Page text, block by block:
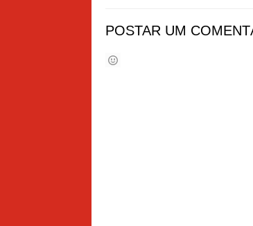
POSTAR UM